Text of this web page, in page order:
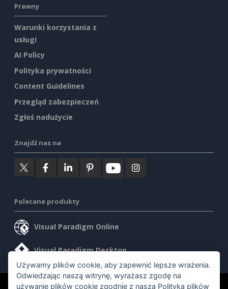
Prawny
Warunki korzystania z
usługi
AI Policy
Polityka prywatności
Content Guidelines
Przegląd zabezpieczeń
Zgłoś nadużycie
Znajdź nas na
Polecane produkty
Visual Paradigm Online
Visual Paradigm Desktop
Używamy plików cookie, aby zapewnić lepsze wrażenia.
Odwiedzając naszą witrynę, wyrażasz zgodę na
używanie plików cookie zgodnie z naszą Polityką plików